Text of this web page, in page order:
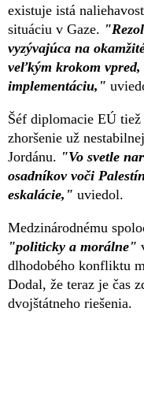
existuje istá
situáciu v Gaze.
vyzývajúca na
veľkým krokom
implementáciu,"
Šéf diplomacie EÚ
zhoršenie už
Jordánu. "Vo svetle
osadníkov voči
eskalácie," uviedol.
Medzinárodnému
"politicky a morálne"
dlhodobého konfliktu
Dodal, že teraz je čas
dvojštátneho riešenia.